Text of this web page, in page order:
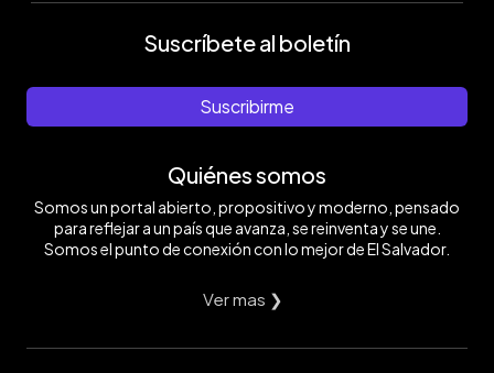
Suscríbete al boletín
Suscribirme
Quiénes somos
Somos un portal abierto, propositivo y moderno, pensado
para reflejar a un país que avanza, se reinventa y se une.
Somos el punto de conexión con lo mejor de El Salvador.
Ver mas ❯